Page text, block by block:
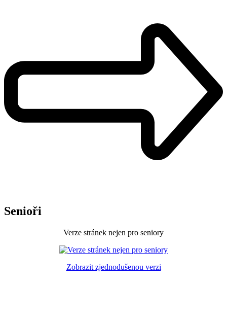
Senioři
Verze stránek nejen pro seniory
Zobrazit zjednodušenou verzi